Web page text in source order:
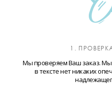
1.
Мы проверяем Ваш заказ. Мы
в тексте нет никаких